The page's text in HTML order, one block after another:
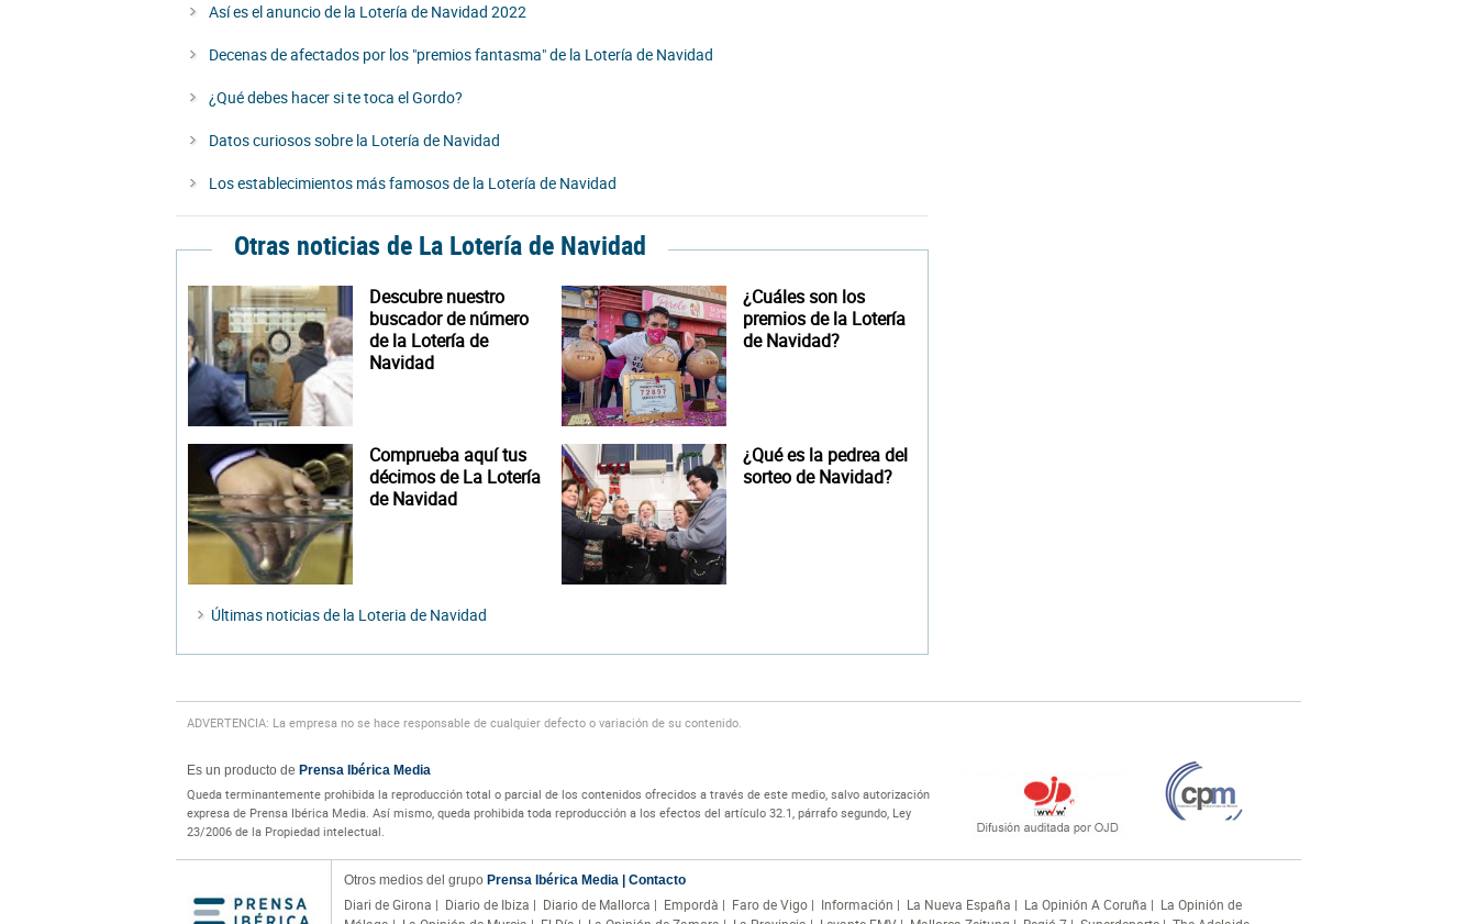
Así es el anuncio de la Lotería de Navidad 2022
Decenas de afectados por los "premios fantasma" de la Lotería de Navidad
¿Qué debes hacer si te toca el Gordo?
Datos curiosos sobre la Lotería de Navidad
Los establecimientos más famosos de la Lotería de Navidad
Otras noticias de La Lotería de Navidad
Descubre nuestro
buscador de número
de la Lotería de
Navidad
¿Cuáles son los
premios de la Lotería
de Navidad?
Comprueba aquí tus
décimos de La Lotería
de Navidad
¿Qué es la pedrea del
sorteo de Navidad?
Últimas noticias de la Loteria de Navidad
ADVERTENCIA: La empresa no se hace responsable de cualquier defecto o variación de su contenido.
Es un producto de Prensa Ibérica Media
Queda terminantemente prohibida la reproducción total o parcial de los contenidos ofrecidos a través de este medio, salvo autorización
expresa de Prensa Ibérica Media. Así mismo, queda prohibida toda reproducción a los efectos del artículo 32.1, párrafo segundo, Ley
23/2006 de la Propiedad intelectual.
Otros medios del grupo Prensa Ibérica Media| Contacto
Diari de Girona | Diario de Ibiza | Diario de Mallorca | Empordà | Faro de Vigo| Información | La Nueva España | La Opinión A Coruña | La Opinión de